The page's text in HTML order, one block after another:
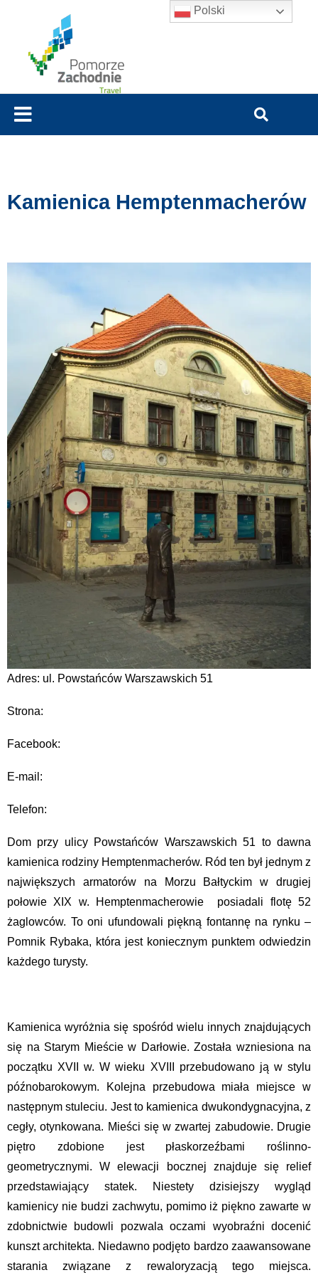
Kamienica Hemptenmacherów
Adres: ul. Powstańców Warszawskich 51
Strona:
Facebook:
E-mail:
Telefon:
Dom przy ulicy Powstańców Warszawskich 51 to dawna
kamienica rodziny Hemptenmacherów. Ród ten był jednym z
największych armatorów na Morzu Bałtyckim w drugiej
połowie XIX w. Hemptenmacherowie posiadali flotę 52
żaglowców. To oni ufundowali piękną fontannę na rynku –
Pomnik Rybaka, która jest koniecznym punktem odwiedzin
każdego turysty.
Kamienica wyróżnia się spośród wielu innych znajdujących
się na Starym Mieście w Darłowie. Została wzniesiona na
początku XVII w. W wieku XVIII przebudowano ją w stylu
późnobarokowym. Kolejna przebudowa miała miejsce w
następnym stuleciu. Jest to kamienica dwukondygnacyjna, z
cegły, otynkowana. Mieści się w zwartej zabudowie. Drugie
piętro zdobione jest płaskorzeźbami roślinno-
geometrycznymi. W elewacji bocznej znajduje się relief
przedstawiający statek. Niestety dzisiejszy wygląd
kamienicy nie budzi zachwytu, pomimo iż piękno zawarte w
zdobnictwie budowli pozwala oczami wyobraźni docenić
kunszt architekta. Niedawno podjęto bardzo zaawansowane
starania związane z rewaloryzacją tego miejsca.
Polski